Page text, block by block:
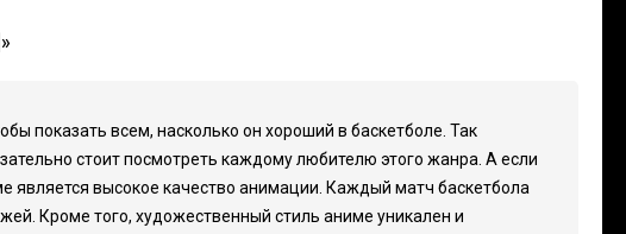
показать всем, насколько он хороший в баскетболе. Так
стоит посмотреть каждому любителю этого жанра. А если
является высокое качество анимации. Каждый матч баскетбола
Кроме того, художественный стиль аниме уникален и